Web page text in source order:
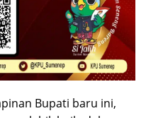
Bupati baru ini,